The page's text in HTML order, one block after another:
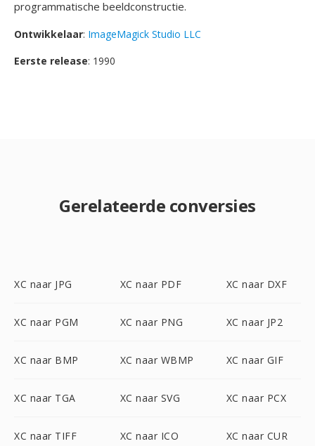
programmatische beeldconstructie.
Ontwikkelaar: ImageMagick Studio LLC
Eerste release: 1990
Gerelateerde conversies
XC naar JPG XC naar PDF XC naar DXF
XC naar PGM XC naar PNG XC naar JP2
XC naar BMP XC naar WBMP XC naar GIF
XC naar TGA XC naar SVG XC naar PCX
XC naar TIFF XC naar ICO XC naar CUR